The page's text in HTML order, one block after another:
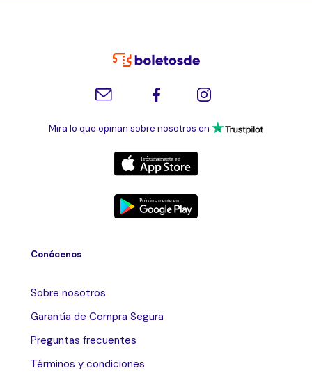
Mira lo que opinan sobre nosotros en
Conócenos
Sobre nosotros
Garantía de Compra Segura
Preguntas frecuentes
Términos y condiciones